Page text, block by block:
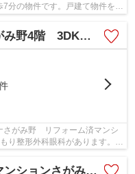
分の物件です。戸建て物件をお
件はい...
リフォーム済マンション
さがみ野 リフォーム済マンシ
り整形外科眼科があります。薬
） 2ＤＫ リフォーム済マンション【仲介手数料無料】